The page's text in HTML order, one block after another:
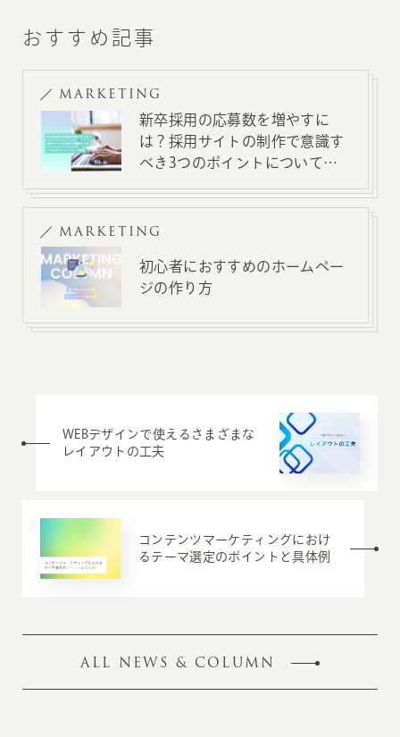
おすすめ記事
MARKETING
新卒採用の応募数を増やすに
は？採用サイトの制作で意識す
べき3つのポイントについて解
MARKETING
初心者におすすめのホームペー
ジの作り方
WEBデザインで使えるさまざまな
レイアウトの工夫
コンテンツマーケティングにおけ
るテーマ選定のポイントと具体例
ALL NEWS & COLUMN